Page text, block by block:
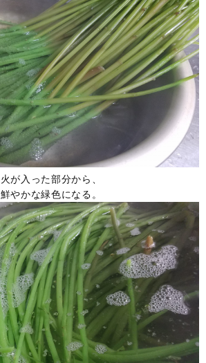
火が入った部分から、
鮮やかな緑色になる。